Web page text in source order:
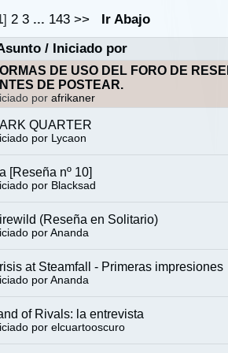
]2 3 ... 143 >>
Ir Abajo
/ Iniciado por
DE USO DEL FORO DE
DE POSTEAR.
por afrikaner
QUARTER
por Lycaon
[Reseña nº 10]
por Blacksad
(Reseña en Solitario)
porAnanda
at Steamfall - Primeras impresiones
porAnanda
of Rivals: la entrevista
por elcuartooscuro